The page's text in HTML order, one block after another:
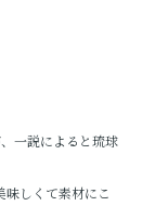
一説によると琉球
しくて素材にこ